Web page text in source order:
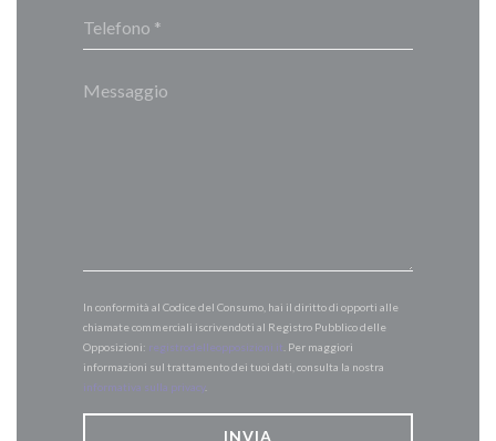
In conformità al Codice del Consumo, hai il diritto di opporti alle
chiamate commerciali iscrivendoti al Registro Pubblico delle
Opposizioni: registrodelleopposizioni.it . Per maggiori
informazioni sul trattamento dei tuoi dati, consulta la nostra
informativa sulla privacy.